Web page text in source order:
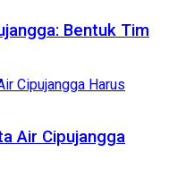
Bentuk Tim
Air Cipujangga